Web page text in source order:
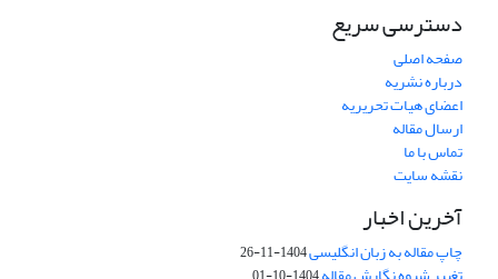
دسترسی سریع
صفحه اصلی
درباره نشریه
اعضای هیات تحریریه
ارسال مقاله
تماس با ما
نقشه سایت
آخرین اخبار
چاپ مقاله به زبان انگلیسی1404-11-26